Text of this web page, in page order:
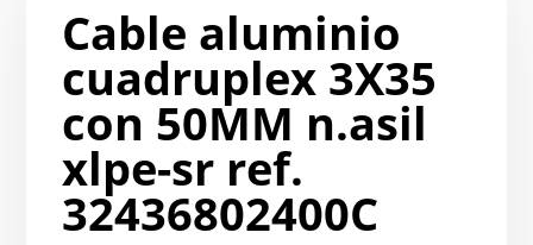
Cable aluminio
cuadruplex 3X35
con 50MM n.asil
xlpe-sr ref.
32436802400C